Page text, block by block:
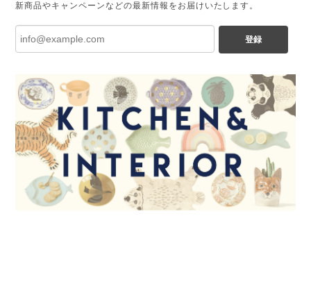
新商品やキャンペーンなどの最新情報をお届けいたします。
登録